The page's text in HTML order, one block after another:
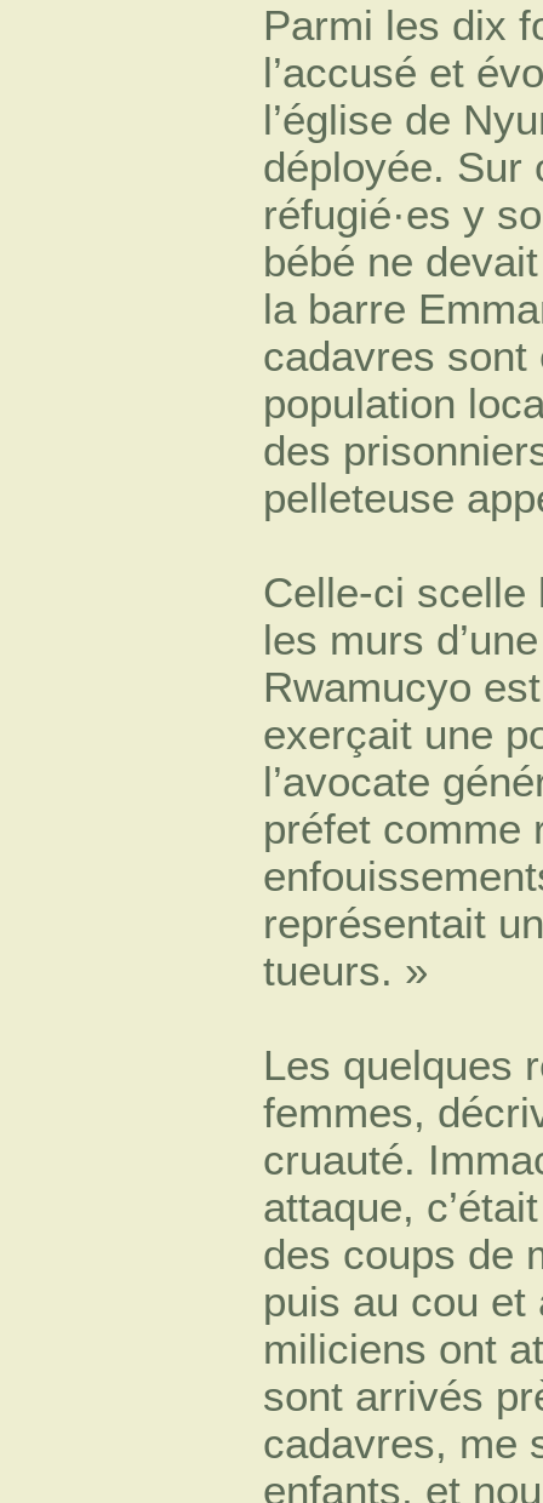
Parmi les dix
l’accusé et
l’église de
déployée. Sur
réfugié·es y
bébé ne
la barre
cadavres sont
population
des
pelleteuse
Celle-ci scelle
les murs
Rwamucyo
exerçait une
l’avocate
préfet comme
représentait
tueurs. »
Les quelques
femmes,
cruauté.
attaque,
des coups de
puis au cou et
miliciens ont
sont arrivés
cadavres, me
enfants, et